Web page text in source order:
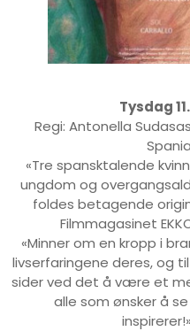
Tysdag
Regi: Antonella
«Tre spansktalende
ungdom og
foldes betagende
Filmmagasinet
«Minner om en kropp i
livserfaringene deres, og
sider ved det å være et
alle som ønsker å